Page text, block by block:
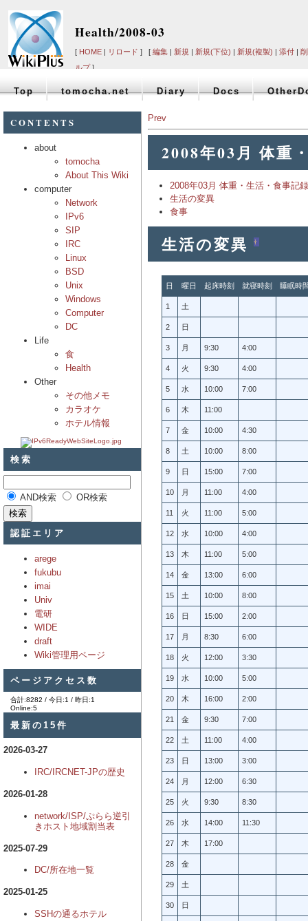
Health/2008-03
[ HOME | リロード ] [ 編集 | 新規 | 新規(下位) | 新規(複製) | 添付 |
ルプ]
Top tomocha.net Diary Docs
CONTENTS
about
tomocha
About This Wiki
computer
Network
IPv6
SIP
IRC
Linux
BSD
Unix
Windows
Computer
DC
Life
食
Health
Other
その他メモ
カラオケ
ホテル情報
検索
AND検索 OR検索
認証エリア
arege
fukubu
imai
Univ
電研
WIDE
draft
Wiki管理用ページ
ページアクセス数
合計:8282 / 今日:1 / 昨日:1
Online:5
最新の15件
2026-03-27
IRC/IRCNET-JPの歴史
2026-01-28
network/ISP/ぷらら逆引
きホスト地域割当表
2025-07-29
DC/所在地一覧
2025-01-25
SSHの通るホテル
Prev
2008年03月 体重
2008年03月 体重・生活・食事記録
生活の変異
食事
生活の変異 †
日 曜日 起床時刻 就寝時刻 睡眠時
1 土
2 日
3 月 9:30 4:00
4 火 9:30 4:00
5 水 10:00 7:00
6 木 11:00
7 金 10:00 4:30
8 土 10:00 8:00
9 日 15:00 7:00
10 月 11:00 4:00
11 火 11:00 5:00
12 水 10:00 4:00
13 木 11:00 5:00
14 金 13:00 6:00
15 土 10:00 8:00
16 日 15:00 2:00
17 月 8:30 6:00
18 火 12:00 3:30
19 水 10:00 5:00
20 木 16:00 2:00
21 金 9:30 7:00
22 土 11:00 4:00
23 日 13:00 3:00
24 月 12:00 6:30
25 火 9:30 8:30
26 水 14:00 11:30
27 木 17:00
28 金
29 土
30 日